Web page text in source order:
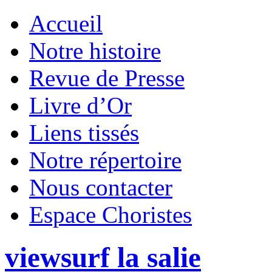
Accueil
Notre histoire
Revue de Presse
Livre d’Or
Liens tissés
Notre répertoire
Nous contacter
Espace Choristes
viewsurf la salie